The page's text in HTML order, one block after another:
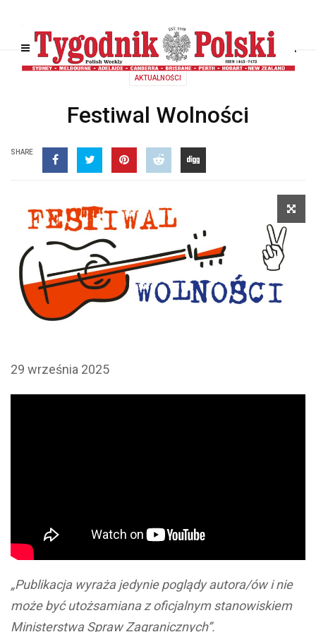
AKTUALNOŚCI
Festiwal Wolności
SHARE
29 września 2025
„Publikacja wyraża jedynie poglądy autora/ów i nie
może być utożsamiana z oficjalnym stanowiskiem
Ministerstwa Spraw Zagranicznych”.